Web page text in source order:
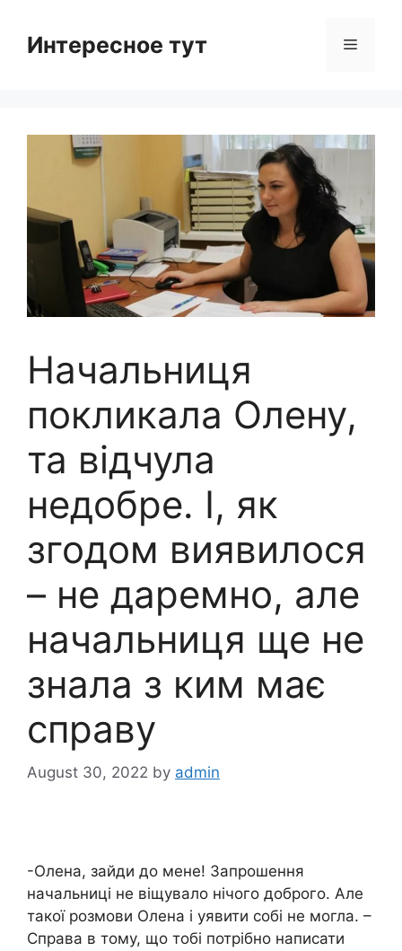
contentИнтересное тут Menu
Начальниця
покликала Олену,
та відчула
недобре. І, як
згодом виявилося
– не даремно, але
начальниця ще не
знала з ким має
справу
August 30, 2022 by admin
-Олена, зайди до мене! Запрошення
начальниці не віщувало нічого доброго. Але
такої розмови Олена і уявити собі не могла. –
Справа в тому, що тобі потрібно написати